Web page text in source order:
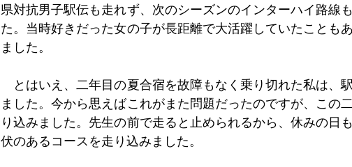
県対抗男子駅伝も走れず、次のシーズンのインターハイ路線
た。当時好きだった女の子が長距離で大活躍していたことも
ました。
とはいえ、二年目の夏合宿を故障もなく乗り切れた私は、
ました。今から思えばこれがまた問題だったのですが、この
り込みました。先生の前で走ると止められるから、休みの日
伏のあるコースを走り込みました。